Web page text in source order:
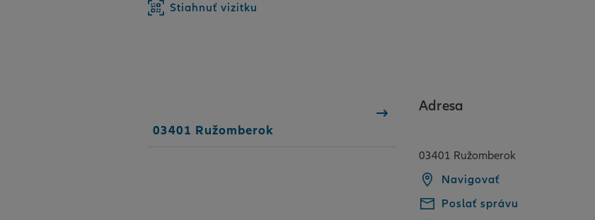
Stiahnuť vizitku
03401 Ružomberok
Adresa
03401 Ružomberok
Navigovať
Poslať správu